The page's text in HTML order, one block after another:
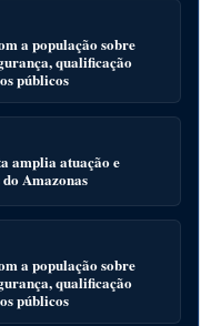
a população sobre
qualificação
públicos
amplia atuação e
Amazonas
a população sobre
qualificação
públicos